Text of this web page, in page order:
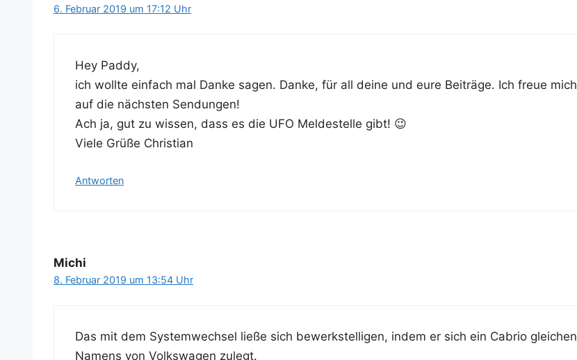
6. Februar 2019 um 17:12 Uhr
Hey Pad­dy,
ich woll­te ein­fach mal Dan­ke sagen. Dan­ke, für all dei­ne und eure Bei­trä­ge. Ich freue mich
auf die nächs­ten Sendungen!
Ach ja, gut zu wis­sen, dass es die UFO Mel­de­stel­le gibt! 😉
Vie­le Grü­ße Christian
Antworten
Michi
8. Februar 2019 um 13:54 Uhr
Das mit dem Sys­tem­wech­sel lie­ße sich bewerk­stel­li­gen, indem er sich ein Cabrio glei­chen
Namens von Volks­wa­gen zulegt.